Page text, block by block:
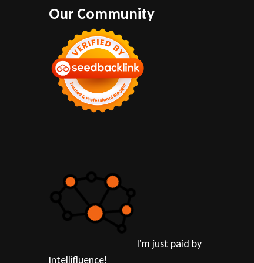
Our Community
I'm just paid by
Intellifluence!